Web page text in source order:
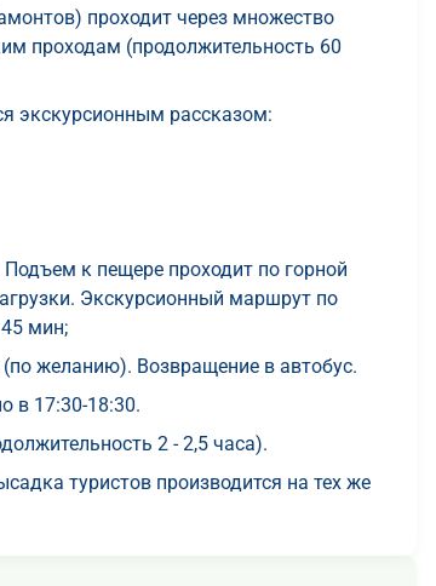
проходит через множество
проходам (продолжительность 60
экскурсионным рассказом:
к пещере проходит по горной
Экскурсионный маршрут по
мин;
желанию). Возвращение в автобус.
в 17:30-18:30.
2 - 2,5 часа).
туристов производится на тех же